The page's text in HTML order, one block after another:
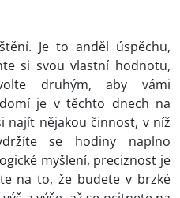
Je to anděl úspěchu,
si svou vlastní hodnotu,
druhým, aby vámi
je v těchto dnech na
nějakou činnost, v níž
se hodiny naplno
myšlení, preciznost je
na to, že budete v brzké